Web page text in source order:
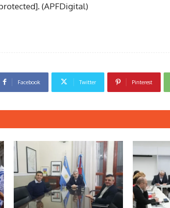
(APFDigital)
Facebook Twitter Pinterest